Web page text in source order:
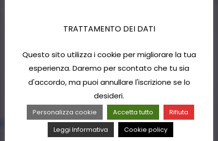
TRATTAMENTO DEI DATI
Questo sito utilizza i cookie per migliorare la tua
esperienza. Daremo per scontato che tu sia
d'accordo, ma puoi annullare l'iscrizione se lo
desideri.
Personalizza cookie Accetta tutto
Rifiuta
Leggi Informativa
Cookie policy